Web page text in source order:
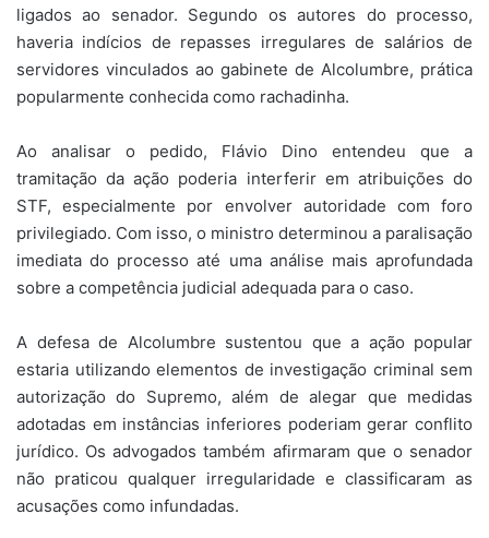
ligados ao senador. Segundo os autores do processo,
haveria indícios de repasses irregulares de salários de
servidores vinculados ao gabinete de Alcolumbre, prática
popularmente conhecida como rachadinha.
Ao analisar o pedido, Flávio Dino entendeu que a
tramitação da ação poderia interferir em atribuições do
STF, especialmente por envolver autoridade com foro
privilegiado. Com isso, o ministro determinou a paralisação
imediata do processo até uma análise mais aprofundada
sobre a competência judicial adequada para o caso.
A defesa de Alcolumbre sustentou que a ação popular
estaria utilizando elementos de investigação criminal sem
autorização do Supremo, além de alegar que medidas
adotadas em instâncias inferiores poderiam gerar conflito
jurídico. Os advogados também afirmaram que o senador
não praticou qualquer irregularidade e classificaram as
acusações como infundadas.